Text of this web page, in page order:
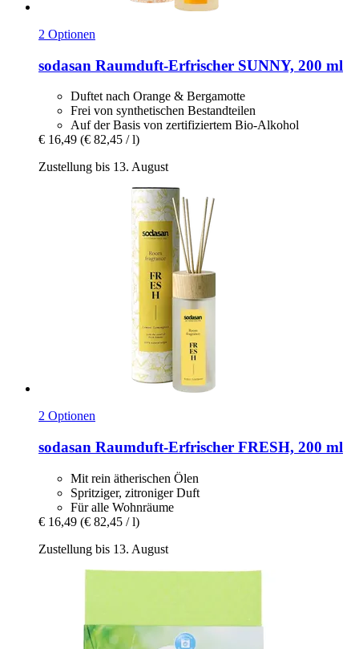
2 Optionen
sodasan Raumduft-​Erfrischer SUNNY, 200 ml
Duftet nach Orange & Bergamotte
Frei von synthetischen Bestandteilen
Auf der Basis von zertifiziertem Bio-Alkohol
€ 16,49 (€ 82,45 / l)
Zustellung bis 13. August
2 Optionen
sodasan Raumduft-​Erfrischer FRESH, 200 ml
Mit rein ätherischen Ölen
Spritziger, zitroniger Duft
Für alle Wohnräume
€ 16,49 (€ 82,45 / l)
Zustellung bis 13. August